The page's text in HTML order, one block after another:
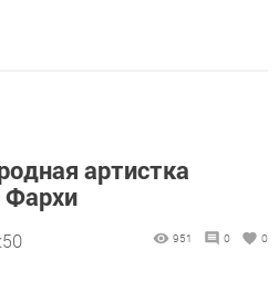
артистка
Фархи
951 0 0